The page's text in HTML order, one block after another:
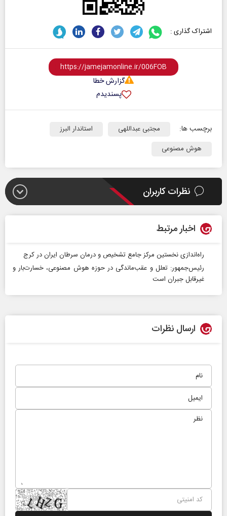
اشتراک گذاری :
گزارش خطا
پسندیدم
برچسب ها: مجتبی عبداللهی
استاندار البرز
هوش مصنوعی
نظرات کاربران
اخبار مرتبط
راه‌اندازی نخستین مرکز جامع تشخیص و درمان سرطان ایران در کرج
رئیس‌جمهور: تعلل و عقب‌ماندگی در حوزه هوش مصنوعی، خسارت‌بار و
غیرقابل جبران است
ارسال نظرات